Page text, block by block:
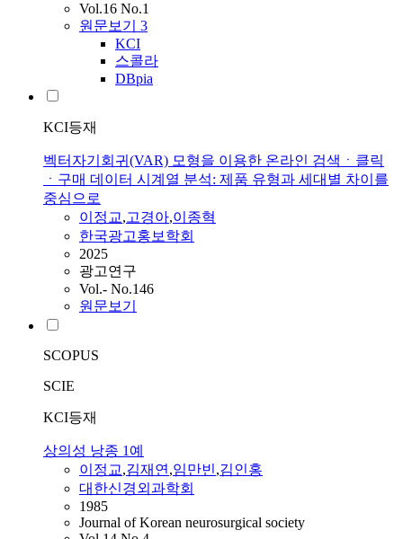
Vol.16 No.1
원문보기 3
KCI
스콜라
DBpia
KCI등재
벡터자기회귀(VAR) 모형을 이용한 온라인 검색ㆍ클릭
ㆍ구매 데이터 시계열 분석: 제품 유형과 세대별 차이를
중심으로
이정교,고경아,이종혁
한국광고홍보학회
2025
광고연구
Vol.- No.146
원문보기
SCOPUS
SCIE
KCI등재
상의성 낭종 1예
이정교,김재연,임만빈,김인홍
대한신경외과학회
1985
Journal of Korean neurosurgical society